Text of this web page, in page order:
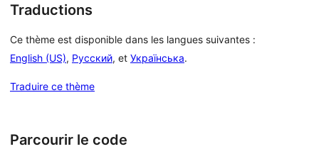
Traductions
Ce thème est disponible dans les langues suivantes :
English (US), Русский, et Українська.
Traduire ce thème
Parcourir le code